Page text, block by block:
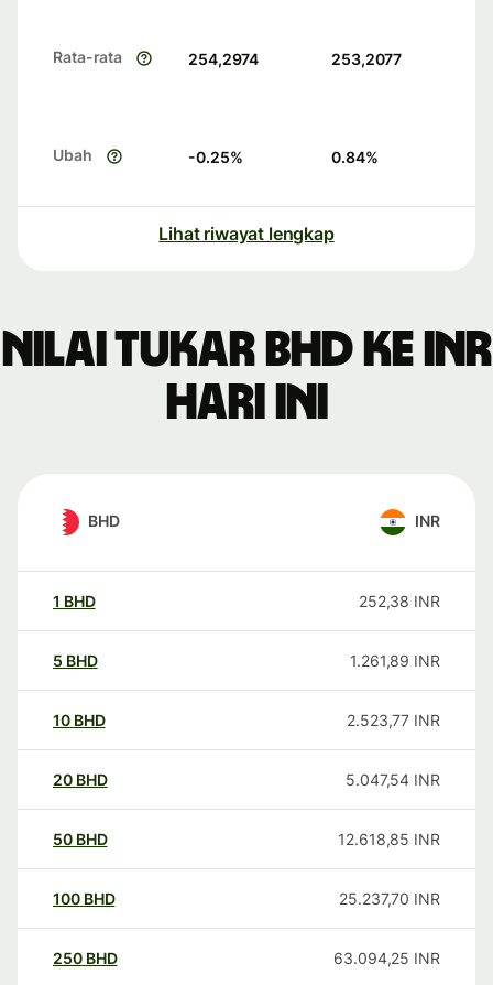
Rata-rata 254,2974 253,2077
Ubah -0.25% 0.84%
Lihat riwayat lengkap
Nilai tukar BHD ke INR
hari ini
BHD INR
1 BHD 252,38 INR
5 BHD 1.261,89 INR
10 BHD 2.523,77 INR
20 BHD 5.047,54 INR
50 BHD 12.618,85 INR
100 BHD 25.237,70 INR
250 BHD 63.094,25 INR